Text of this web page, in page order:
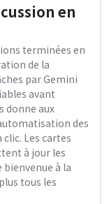
en
terminées en
de la
par Gemini
avant
donne aux
des
clic. Les cartes
à jour les
à la
tous les